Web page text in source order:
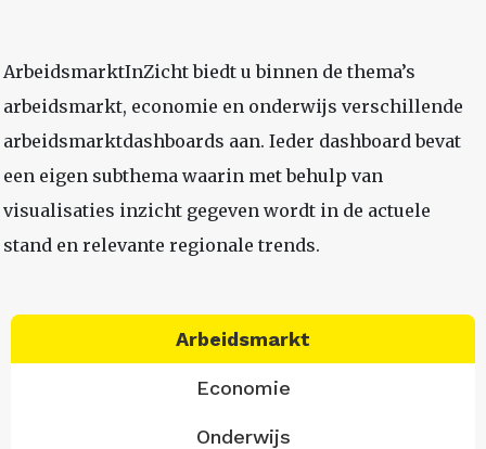
ArbeidsmarktInZicht biedt u binnen de thema’s
arbeidsmarkt, economie en onderwijs verschillende
arbeidsmarktdashboards aan. Ieder dashboard bevat
een eigen subthema waarin met behulp van
visualisaties inzicht gegeven wordt in de actuele
stand en relevante regionale trends.
Arbeidsmarkt
Economie
Onderwijs